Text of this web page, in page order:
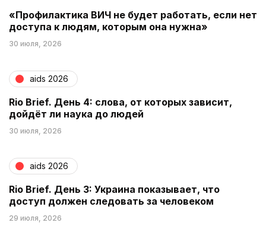
«Профилактика ВИЧ не будет работать, если нет
доступа к людям, которым она нужна»
30 июля, 2026
aids 2026
Rio Brief. День 4: слова, от которых зависит,
дойдёт ли наука до людей
30 июля, 2026
aids 2026
Rio Brief. День 3: Украина показывает, что
доступ должен следовать за человеком
29 июля, 2026